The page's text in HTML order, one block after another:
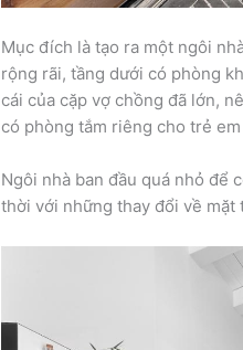
Mục đích là tạo ra một ngôi
rộng rãi, tầng dưới có phòng
cái của cặp vợ chồng đã lớn,
có phòng tắm riêng cho trẻ
Ngôi nhà ban đầu quá nhỏ để
thời với những thay đổi về mặt